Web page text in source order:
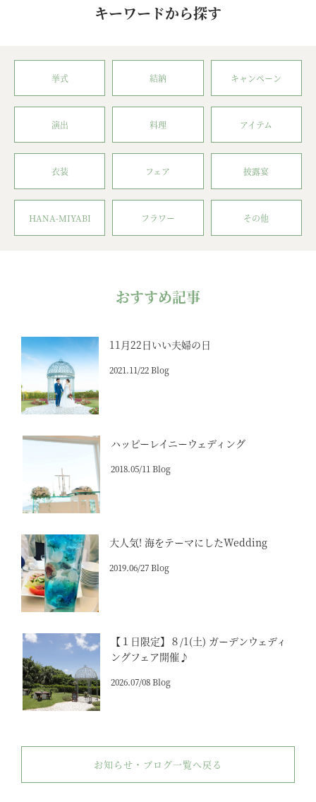
キーワードから探す
挙式 結納 キャンペーン
演出 料理 アイテム
衣装 フェア 披露宴
HANA-MIYABI フラワー その他
おすすめ記事
11月22日いい夫婦の日
2021.11/22 Blog
ハッピーレイニーウェディング
2018.05/11 Blog
大人気! 海をテーマにしたWedding
2019.06/27 Blog
【１日限定】８/1(土) ガーデンウェディ
ングフェア開催♪
2026.07/08 Blog
お知らせ・ブログ一覧へ戻る